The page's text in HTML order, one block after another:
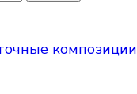
композиции